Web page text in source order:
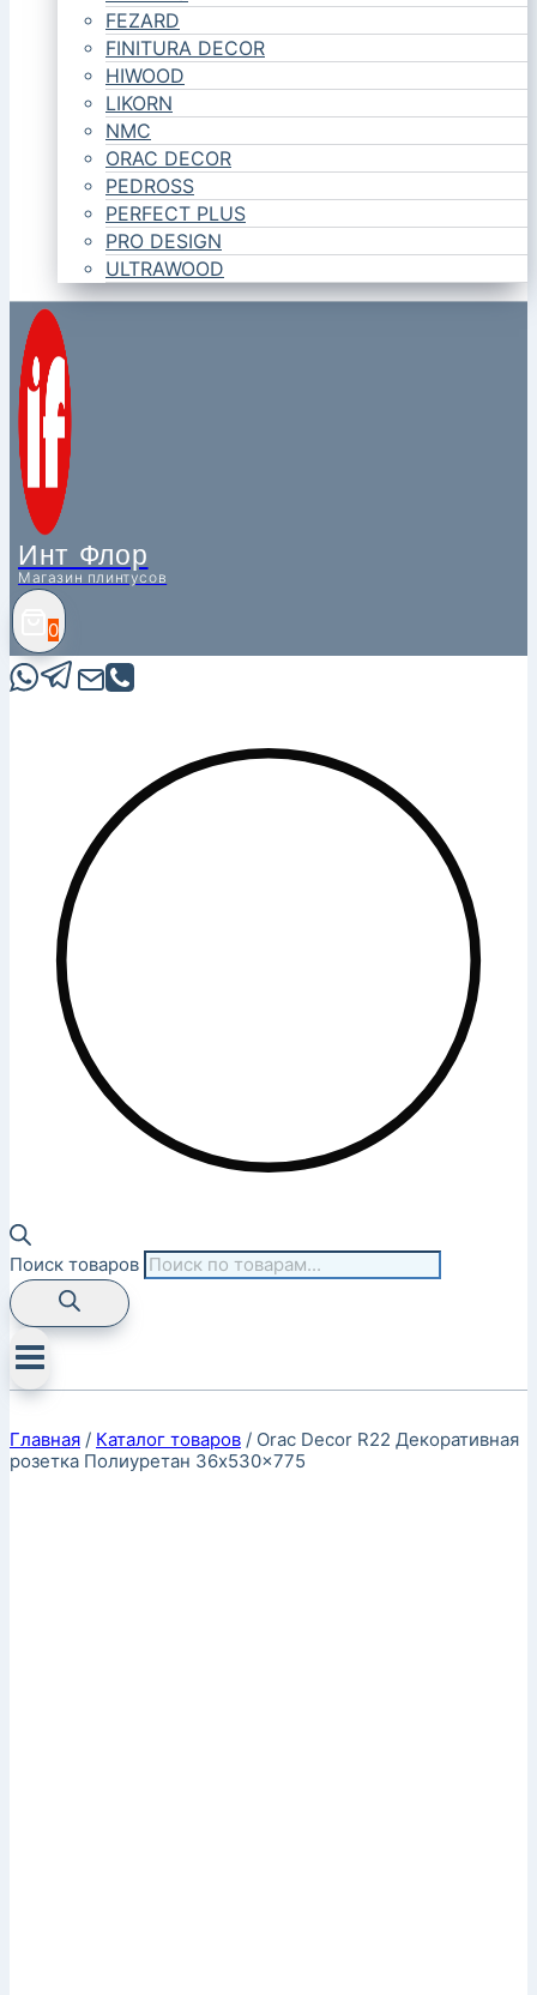
FEZARD
FINITURA DECOR
HIWOOD
LIKORN
NMC
ORAC DECOR
PEDROSS
PERFECT PLUS
PRO DESIGN
ULTRAWOOD
Инт Флор
Магазин плинтусов
0
Поиск товаров
Главная / Каталог товаров / Orac Decor R22 Декоративная
розетка Полиуретан 36x530x775